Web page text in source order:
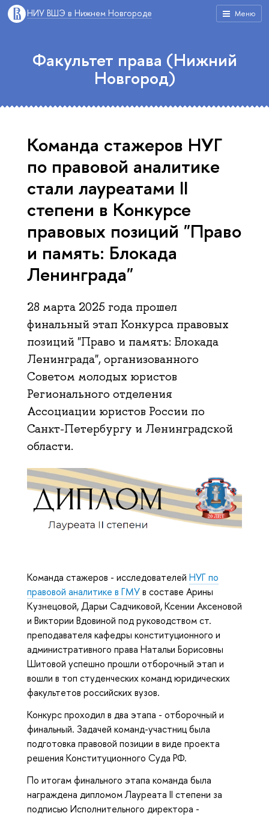
Меню
НИУ ВШЭ в Нижнем Новгороде
Факультет права (Нижний
Новгород)
Команда стажеров НУГ
по правовой аналитике
стали лауреатами II
степени в Конкурсе
правовых позиций "Право
и память: Блокада
Ленинграда"
28 марта 2025 года прошел
финальный этап Конкурса правовых
позиций "Право и память: Блокада
Ленинграда", организованного
Советом молодых юристов
Регионального отделения
Ассоциации юристов России по
Санкт-Петербургу и Ленинградской
области.
Команда стажеров - исследователей НУГ по
правовой аналитике в ГМУв составе Арины
Кузнецовой, Дарьи Садчиковой, Ксении Аксеновой
и Виктории Вдовиной под руководством ст.
преподавателя кафедры конституционного и
административного права Натальи Борисовны
Шитовой успешно прошли отборочный этап и
вошли в топ студенческих команд юридических
факультетов российских вузов.
Конкурс проходил в два этапа - отборочный и
финальный. Задачей команд-участниц была
подготовка правовой позиции в виде проекта
решения Конституционного Суда РФ.
По итогам финального этапа команда была
награждена дипломом Лауреата II степени за
подписью Исполнительного директора -